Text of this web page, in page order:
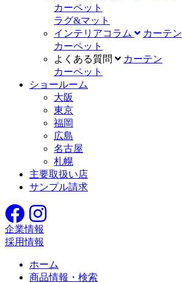
カーペット
ラグ&マット
インテリアコラム
カーテン
カーペット
よくある質問
カーテン
カーペット
ショールーム
大阪
東京
福岡
広島
名古屋
札幌
主要取扱い店
サンプル請求
企業情報
採用情報
ホーム
商品情報・検索